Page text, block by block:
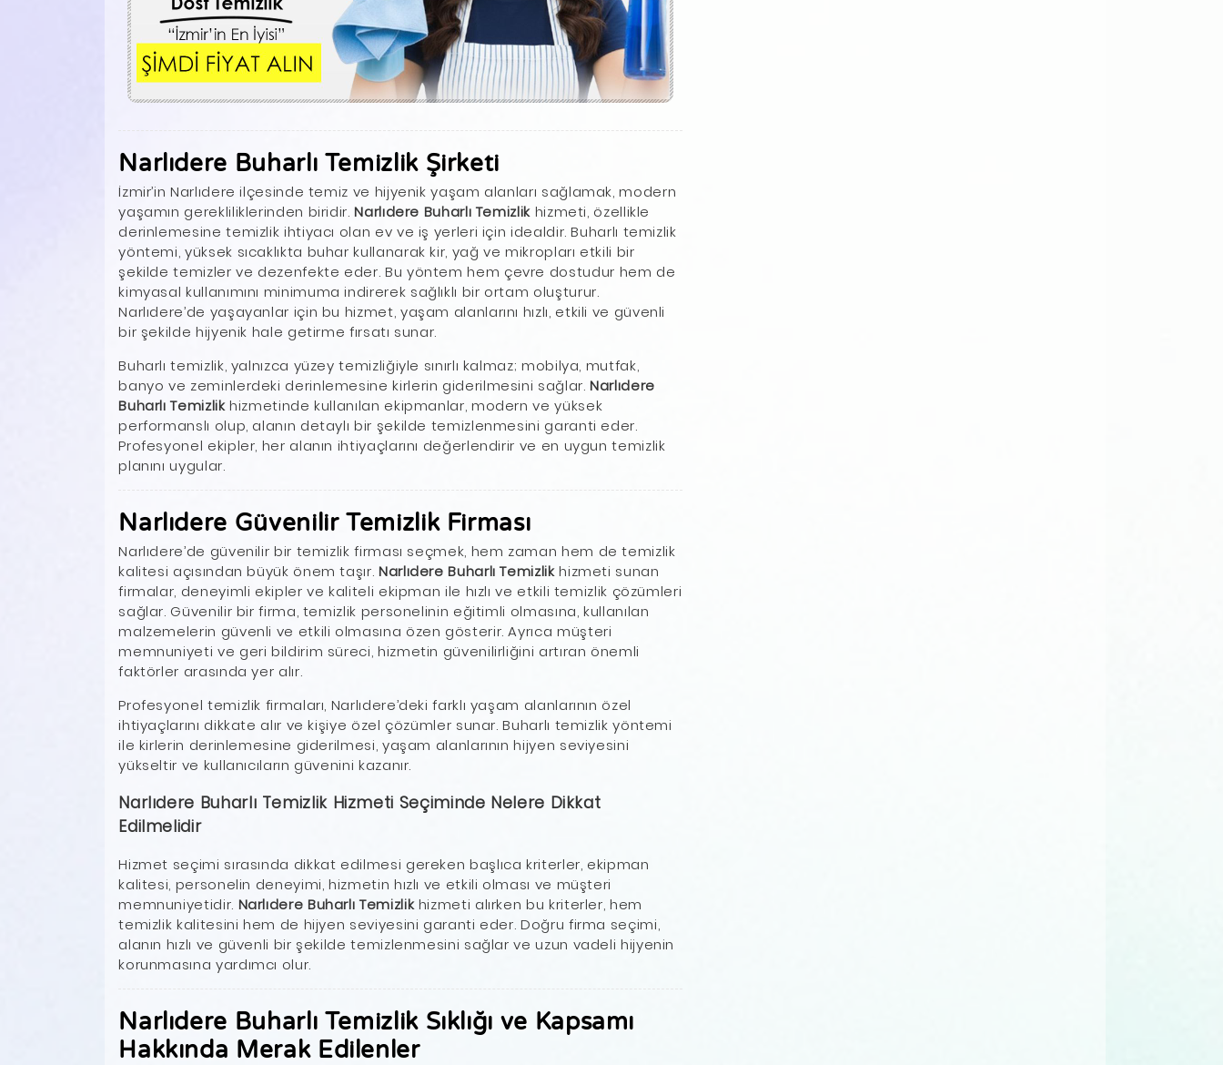
Narlıdere Buharlı Temizlik Şirketi
İzmir’in Narlıdere ilçesinde temiz ve hijyenik yaşam alanları sağlamak, modern
yaşamın gerekliliklerinden biridir.Narlıdere Buharlı Temizlikhizmeti, özellikle
derinlemesine temizlik ihtiyacı olan ev ve iş yerleri için idealdir. Buharlı temizlik
yöntemi, yüksek sıcaklıkta buhar kullanarak kir, yağ ve mikropları etkili bir
şekilde temizler ve dezenfekte eder. Bu yöntem hem çevre dostudur hem de
kimyasal kullanımını minimuma indirerek sağlıklı bir ortam oluşturur.
Narlıdere’de yaşayanlar için bu hizmet, yaşam alanlarını hızlı, etkili ve güvenli
bir şekilde hijyenik hale getirme fırsatı sunar.
Buharlı temizlik, yalnızca yüzey temizliğiyle sınırlı kalmaz; mobilya, mutfak,
banyo ve zeminlerdeki derinlemesine kirlerin giderilmesini sağlar.Narlıdere
Buharlı Temizlikhizmetinde kullanılan ekipmanlar, modern ve yüksek
performanslı olup, alanın detaylı bir şekilde temizlenmesini garanti eder.
Profesyonel ekipler, her alanın ihtiyaçlarını değerlendirir ve en uygun temizlik
planını uygular.
Narlıdere Güvenilir Temizlik Firması
Narlıdere’de güvenilir bir temizlik firması seçmek, hem zaman hem de temizlik
kalitesi açısından büyük önem taşır. Narlıdere Buharlı Temizlikhizmeti sunan
firmalar, deneyimli ekipler ve kaliteli ekipman ile hızlı ve etkili temizlik çözümleri
sağlar. Güvenilir bir firma, temizlik personelinin eğitimli olmasına, kullanılan
malzemelerin güvenli ve etkili olmasına özen gösterir. Ayrıca müşteri
memnuniyeti ve geri bildirim süreci, hizmetin güvenilirliğini artıran önemli
faktörler arasında yer alır.
Profesyonel temizlik firmaları, Narlıdere’deki farklı yaşam alanlarının özel
ihtiyaçlarını dikkate alır ve kişiye özel çözümler sunar. Buharlı temizlik yöntemi
ile kirlerin derinlemesine giderilmesi, yaşam alanlarının hijyen seviyesini
yükseltir ve kullanıcıların güvenini kazanır.
Narlıdere Buharlı Temizlik Hizmeti Seçiminde Nelere Dikkat
Edilmelidir
Hizmet seçimi sırasında dikkat edilmesi gereken başlıca kriterler, ekipman
kalitesi, personelin deneyimi, hizmetin hızlı ve etkili olması ve müşteri
memnuniyetidir. Narlıdere Buharlı Temizlikhizmeti alırken bu kriterler, hem
temizlik kalitesini hem de hijyen seviyesini garanti eder. Doğru firma seçimi,
alanın hızlı ve güvenli bir şekilde temizlenmesini sağlar ve uzun vadeli hijyenin
korunmasına yardımcı olur.
Narlıdere Buharlı Temizlik Sıklığı ve Kapsamı
Hakkında Merak Edilenler